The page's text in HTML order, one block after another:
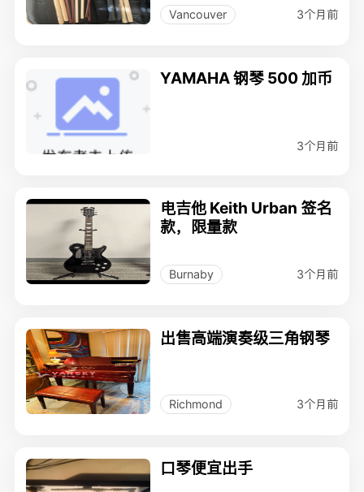
Vancouver 3个月前
YAMAHA 钢琴 500 加币
3个月前
电吉他 Keith Urban 签名
款，限量款
Burnaby 3个月前
出售高端演奏级三角钢琴
Richmond 3个月前
口琴便宜出手